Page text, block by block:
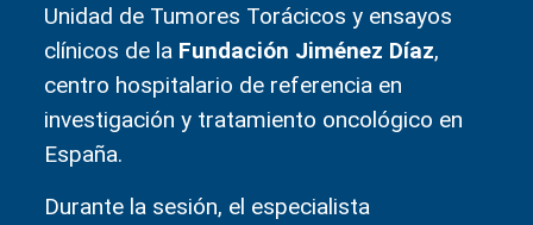
Unidad de Tumores Torácicos y ensayos
clínicos de la Fundación Jiménez Díaz,
centro hospitalario de referencia en
investigación y tratamiento oncológico en
España.
Durante la sesión, el especialista